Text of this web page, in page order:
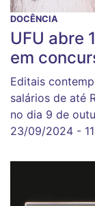
DOCÊNCIA
UFU abre
em
Editais
salários de até
no dia 9 de
23/09/2024 -